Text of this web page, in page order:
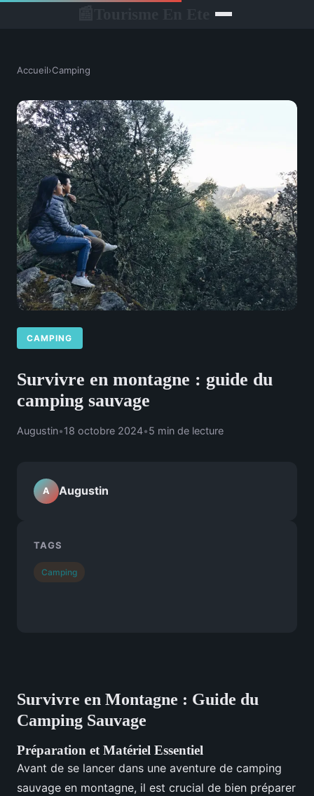
Accueil›Camping
CAMPING
Survivre en montagne : guide du
camping sauvage
Augustin•18 octobre 2024•5 min de lecture
Survivre en Montagne : Guide du
Camping Sauvage
Préparation et Matériel Essentiel
Avant de se lancer dans une aventure de camping
sauvage en montagne, il est crucial de bien préparer
A Augustin
TAGS
Camping